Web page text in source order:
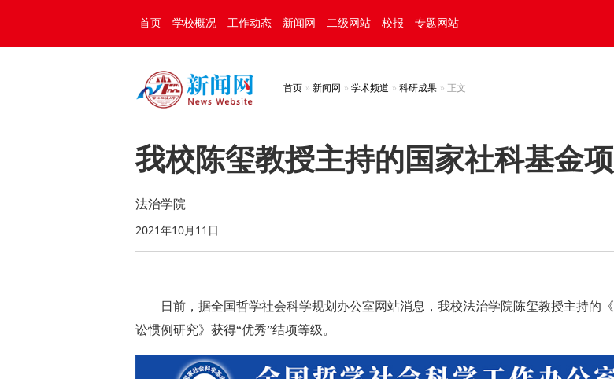
首页 学校概况 工作动态 新闻网 二级网站 校报 专题网站
首页 新闻网 学术频道 科研成果 正文
我校陈玺教授主持的国家社科基金
法治学院
2021年10月11日
日前，据全国哲学社会科学规划办公室网站消息，我校法治学院陈玺教授主持的
讼惯例研究》获得“优秀”结项等级。